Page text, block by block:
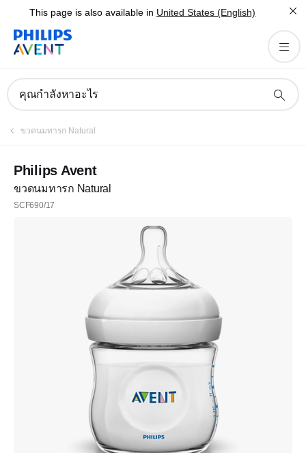
This page is also available in United States (English)
คุณกำลังหาอะไร
ขวดนมทารก Natural
Philips Avent
ขวดนมทารก Natural
SCF690/17